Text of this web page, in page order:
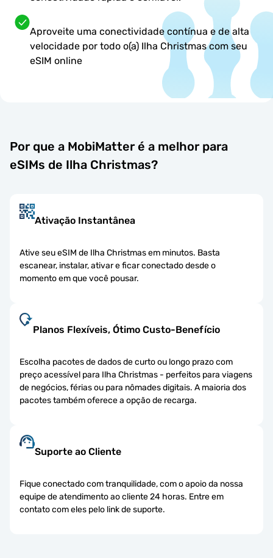
Aproveite uma conectividade contínua e de alta
velocidade por todo o(a) Ilha Christmas com seu
eSIM online
Por que a MobiMatter é a melhor para
eSIMs de Ilha Christmas?
Ativação Instantânea
Ative seu eSIM de Ilha Christmas em minutos. Basta
escanear, instalar, ativar e ficar conectado desde o
momento em que você pousar.
Planos Flexíveis, Ótimo Custo-Benefício
Escolha pacotes de dados de curto ou longo prazo com
preço acessível para Ilha Christmas - perfeitos para viagens
de negócios, férias ou para nômades digitais. A maioria dos
pacotes também oferece a opção de recarga.
Suporte ao Cliente
Fique conectado com tranquilidade, com o apoio da nossa
equipe de atendimento ao cliente 24 horas. Entre em
contato com eles pelo link de suporte.